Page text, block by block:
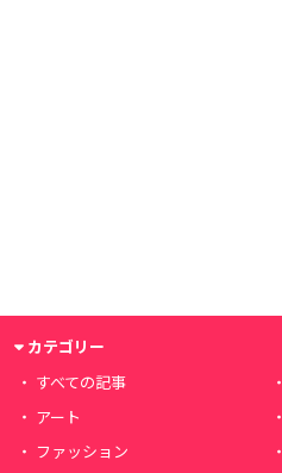
カテゴリー
すべての記事
アート
ファッション